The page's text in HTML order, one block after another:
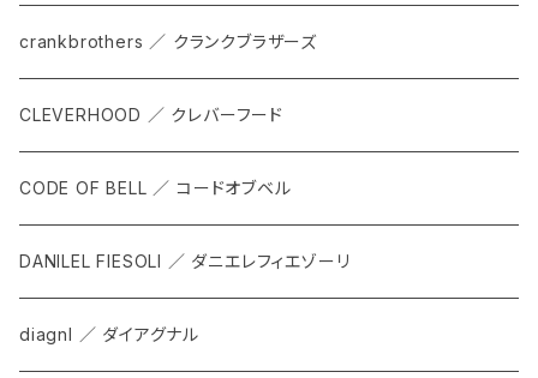
TKS
SACOCHE
ACCESSORY
ACCESORRIES
RIDE ACCESORRIES
crankbrothers ／ クランクブラザーズ
CLEVERHOOD ／ クレバーフード
CODE OF BELL ／ コードオブベル
DANILEL FIESOLI ／ ダニエレフィエゾーリ
diagnl ／ ダイアグナル